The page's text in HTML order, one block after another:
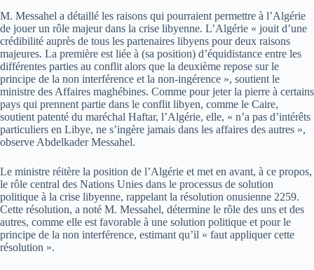
M. Messahel a détaillé les raisons qui pourraient permettre à l’Algérie
de jouer un rôle majeur dans la crise libyenne. L’Algérie « jouit d’une
crédibilité auprès de tous les partenaires libyens pour deux raisons
majeures. La première est liée à (sa position) d’équidistance entre les
différentes parties au conflit alors que la deuxième repose sur le
principe de la non interférence et la non-ingérence », soutient le
ministre des Affaires maghébines. Comme pour jeter la pierre à certains
pays qui prennent partie dans le conflit libyen, comme le Caire,
soutient patenté du maréchal Haftar, l’Algérie, elle, « n’a pas d’intérêts
particuliers en Libye, ne s’ingère jamais dans les affaires des autres »,
observe Abdelkader Messahel.
Le ministre réitère la position de l’Algérie et met en avant, à ce propos,
le rôle central des Nations Unies dans le processus de solution
politique à la crise libyenne, rappelant la résolution onusienne 2259.
Cette résolution, a noté M. Messahel, détermine le rôle des uns et des
autres, comme elle est favorable à une solution politique et pour le
principe de la non interférence, estimant qu’il « faut appliquer cette
résolution ».